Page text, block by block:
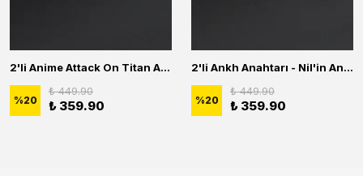
2'li Anime Attack On Titan Acrylic Maria Anime Naruto Erkek Kadın Kolye Seti
%20
₺ 449.90
₺ 359.90
2'li Ankh Anahtarı - Nil'in Anahtarı - Kuru Kafa Erkek Kadın Kolye Seti
%20
₺ 449.90
₺ 359.90